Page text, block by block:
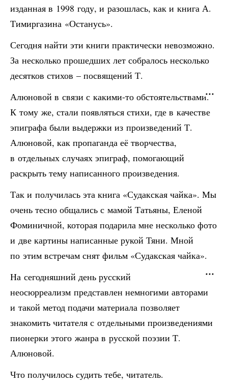
изданная в 1998 году, и разошлась, как и книга А.
Тимиргазина «Останусь».
Сегодня найти эти книги практически невозможно.
За несколько прошедших лет собралось несколько
десятков стихов – посвящений Т.
Алюновой в связи с какими-то обстоятельствами.
К тому же, стали появляться стихи, где в качестве
эпиграфа были выдержки из произведений Т.
Алюновой, как пропаганда её творчества,
в отдельных случаях эпиграф, помогающий
раскрыть тему написанного произведения.
Так и получилась эта книга «Судакская чайка». Мы
очень тесно общались с мамой Татьяны, Еленой
Фоминичной, которая подарила мне несколько фото
и две картины написанные рукой Тяни. Мной
по этим встречам снят фильм «Судакская чайка».
На сегодняшний день русский
неосюрреализм представлен немногими авторами
и такой метод подачи материала позволяет
знакомить читателя с отдельными произведениями
пионерки этого жанра в русской поэзии Т.
Алюновой.
Что получилось судить тебе, читатель.